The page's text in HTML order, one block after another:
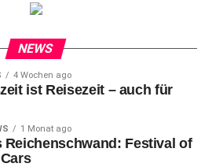
den „neuen Stoff“ in
Trikot hat ein modernes Design
an unsere
Hofmann persönlich die neuen
NEWS
4 Wochen ago
ist Reisezeit – auch für
1 Monat ago
Reichenschwand: Festival of